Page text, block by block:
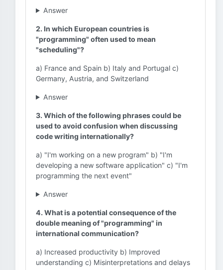
Answer
2. In which European countries is
"programming" often used to mean
"scheduling"?
a) France and Spain b) Italy and Portugal c)
Germany, Austria, and Switzerland
Answer
3. Which of the following phrases could be
used to avoid confusion when discussing
code writing internationally?
a) "I'm working on a new program" b) "I'm
developing a new software application" c) "I'm
programming the next event"
Answer
4. What is a potential consequence of the
double meaning of "programming" in
international communication?
a) Increased productivity b) Improved
understanding c) Misinterpretations and delays